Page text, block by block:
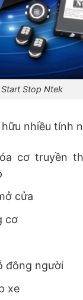
Start Stop Ntek
nhiều tính
cơ truyền
cửa
cơ
đông người
xe